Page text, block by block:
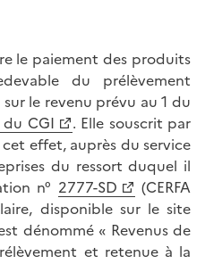
le paiement des produits
du prélèvement
le revenu prévu au 1 du
CGI
. Elle souscrit par
effet, auprès du service
du ressort duquel il
n° 2777-SD
(CERFA
disponible sur le site
dénommé « Revenus de
et retenue à la